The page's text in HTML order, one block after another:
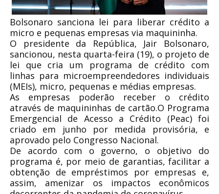
Bolsonaro sanciona lei para liberar crédito a
micro e pequenas empresas via maquininha.
O presidente da República, Jair Bolsonaro,
sancionou, nesta quarta-feira (19), o projeto de
lei que cria um programa de crédito com
linhas para microempreendedores individuais
(MEIs), micro, pequenas e médias empresas.
As empresas poderão receber o crédito
através de maquininhas de cartão.O Programa
Emergencial de Acesso a Crédito (Peac) foi
criado em junho por medida provisória, e
aprovado pelo Congresso Nacional.
De acordo com o governo, o objetivo do
programa é, por meio de garantias, facilitar a
obtenção de empréstimos por empresas e,
assim, amenizar os impactos econômicos